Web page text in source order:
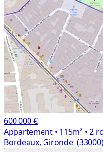
600 000 €
Appartement • 115m² • 2
Bordeaux, Gironde, (33000)